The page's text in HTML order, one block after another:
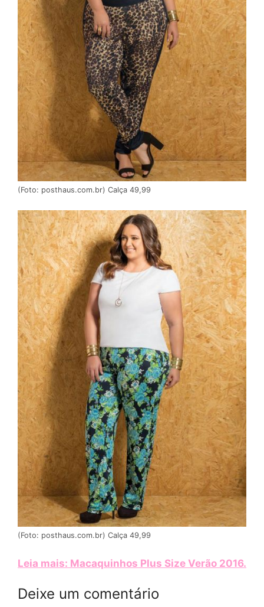
(Foto: posthaus.com.br) Calça 49,99
(Foto: posthaus.com.br) Calça 49,99
Leia mais: Macaquinhos Plus Size Verão 2016.
Deixe um comentário